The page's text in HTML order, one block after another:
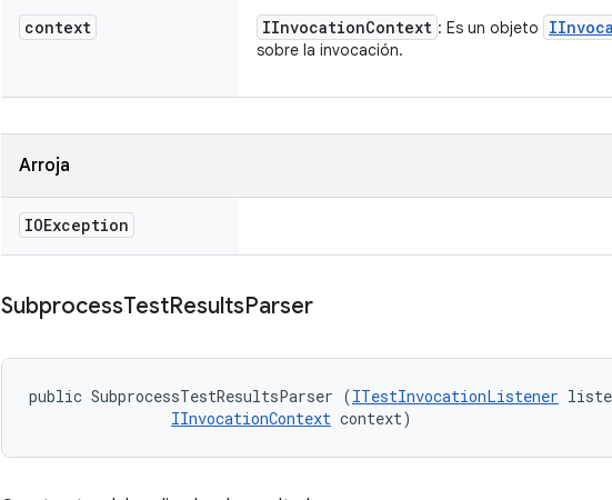
context IInvocationContext : Es un objeto
sobre la invocación.
Arroja
IOException
SubprocessTestResultsParser
public SubprocessTestResultsParser (ITestInvocationListener
IInvocationContext context)